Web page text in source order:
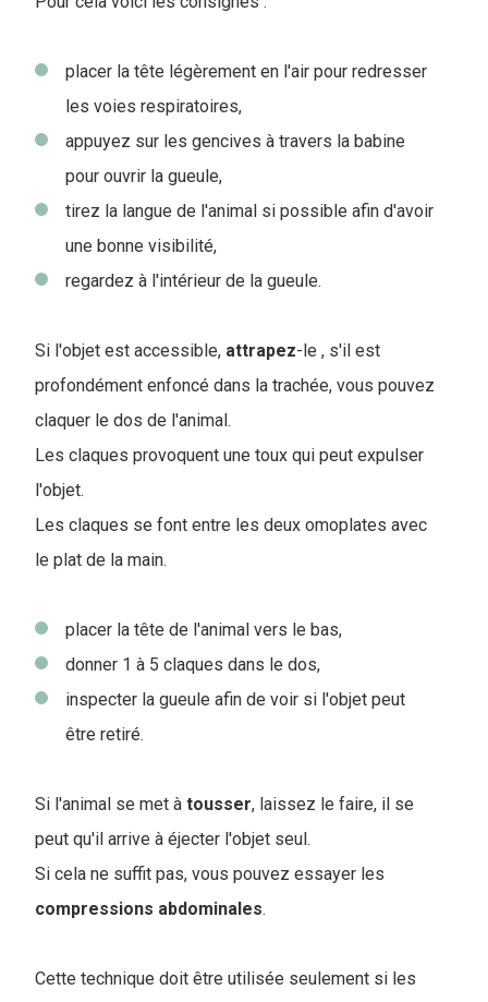
placer la tête légèrement en l'air pour redresser
les voies respiratoires,
appuyez sur les gencives à travers la babine
pour ouvrir la gueule,
tirez la langue de l'animal si possible afin d'avoir
une bonne visibilité,
regardez à l'intérieur de la gueule.
Si l'objet est accessible, attrapez-le , s'il est
profondément enfoncé dans la trachée, vous pouvez
claquer le dos de l'animal.
Les claques provoquent une toux qui peut expulser
l'objet.
Les claques se font entre les deux omoplates avec
le plat de la main.
placer la tête de l'animal vers le bas,
donner 1 à 5 claques dans le dos,
inspecter la gueule afin de voir si l'objet peut
être retiré.
Si l'animal se met à tousser, laissez le faire, il se
peut qu'il arrive à éjecter l'objet seul.
Si cela ne suffit pas, vous pouvez essayer les
compressions abdominales.
Cette technique doit être utilisée seulement si les